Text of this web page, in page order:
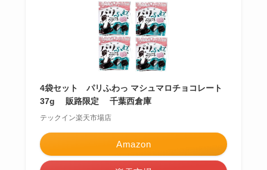
4袋セット パリふわっ マシュマロチョコレート
37g 販路限定 千葉西倉庫
テックイン楽天市場店
Amazon